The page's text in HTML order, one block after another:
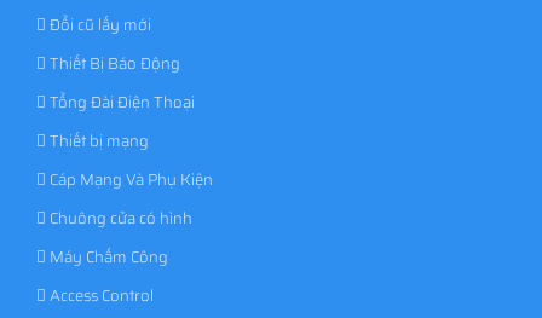
Đổi cũ lấy mới
Thiết Bị Báo Động
Tổng Đài Điện Thoại
Thiết bị mạng
Cáp Mạng Và Phụ Kiện
Chuông cửa có hình
Máy Chấm Công
Access Control